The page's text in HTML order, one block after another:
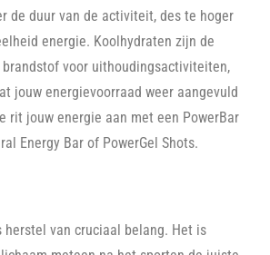
de duur van de activiteit, des te hoger
energie. Koolhydraten zijn de
voor uithoudingsactiviteiten,
jouw energievoorraad weer aangevuld
rit jouw energie aan met een PowerBar
Energy Bar of PowerGel Shots.
herstel van cruciaal belang. Het is